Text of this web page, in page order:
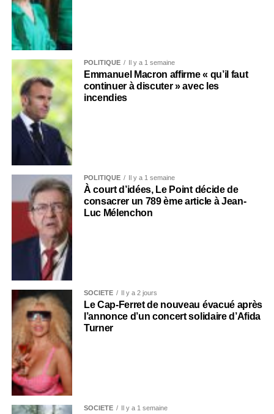
POLITIQUE Il y a 1 semaine
Emmanuel Macron affirme « qu’il faut
continuer à discuter » avec les
incendies
POLITIQUE Il y a 1 semaine
À court d’idées, Le Point décide de
consacrer un 789 ème article à Jean-
Luc Mélenchon
SOCIÉTÉ Il y a 2 jours
Le Cap-Ferret de nouveau évacué après
l’annonce d’un concert solidaire d’Afida
Turner
SOCIÉTÉ Il y a 1 semaine